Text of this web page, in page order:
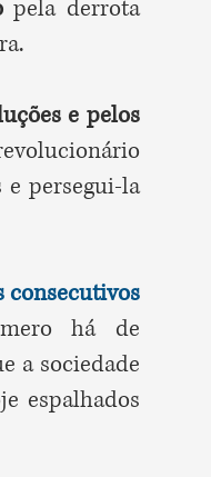
pela derrota
e pelos
e persegui-la
consecutivos
há de
a sociedade
espalhados